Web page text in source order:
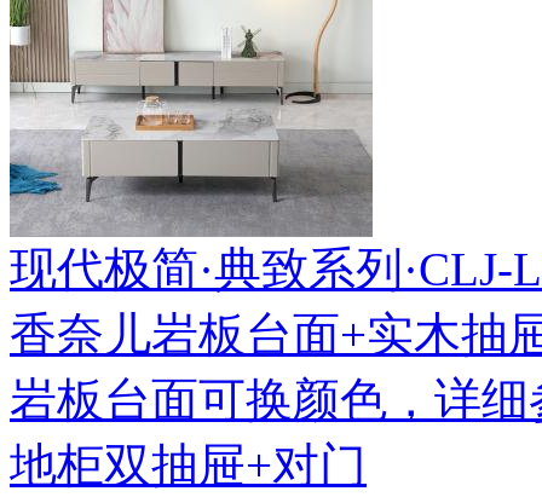
现代极简·典致系列·CLJ-
香奈儿岩板台面+实木抽
岩板台面可换颜色，详
地柜双抽屉+对门